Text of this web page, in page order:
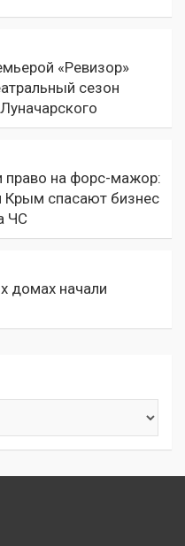
«Ревизор»
сезон
на форс-мажор:
Крым спасают бизнес
ЧС
домах начали